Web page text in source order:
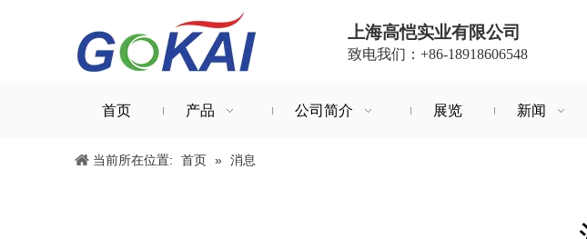
上海高恺实业有限公司
致电我们：+86-18918606548
首页 产品 公司简介 展览 新闻
当前所在位置: 首页 » 消息